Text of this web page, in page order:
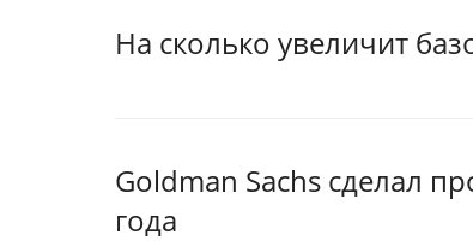
На сколько увеличит
Goldman Sachs сделал
года